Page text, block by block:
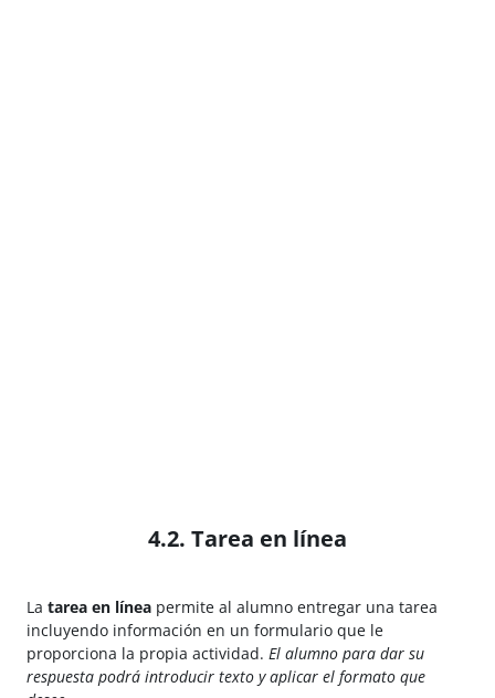
4.2. Tarea en línea
La tarea en línea permite al alumno entregar una tarea
incluyendo información en un formulario que le
proporciona la propia actividad. El alumno para dar su
respuesta podrá introducir texto y aplicar el formato que